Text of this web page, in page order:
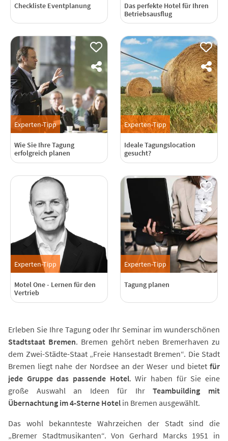
Checkliste Eventplanung
Das perfekte Hotel für Ihren
Betriebsausflug
Experten-Tipp
Wie Sie Ihre Tagung
erfolgreich planen
Experten-Tipp
Ideale Tagungslocation
gesucht?
Experten-Tipp
Motel One - Lernen für den
Vertrieb
Experten-Tipp
Tagung planen
Erleben Sie Ihre Tagung oder Ihr Seminar im wunderschönen
Stadtstaat Bremen. Bremen gehört neben Bremerhaven zu
dem Zwei-Städte-Staat „Freie Hansestadt Bremen“. Die Stadt
Bremen liegt nahe der Nordsee an der Weser und bietet für
jede Gruppe das passende Hotel. Wir haben für Sie eine
große Auswahl an Ideen für IhrTeambuilding mit
Übernachtung im 4-Sterne Hotel in Bremen ausgewählt.
Das wohl bekannteste Wahrzeichen der Stadt sind die
„Bremer Stadtmusikanten“. Von Gerhard Marcks 1951 in